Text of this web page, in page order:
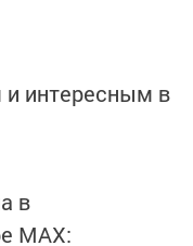
интересным в
в
MАХ: